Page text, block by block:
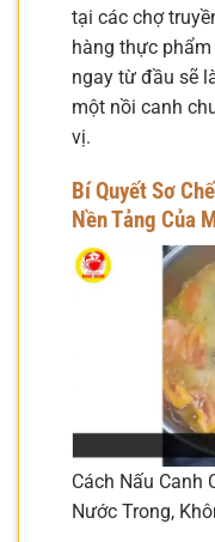
tại các chợ
hàng thực
ngay từ đầu sẽ
một nồi canh
vị.
Bí Quyết Sơ
Nền Tảng Của
Cách Nấu Canh
Nước Trong,